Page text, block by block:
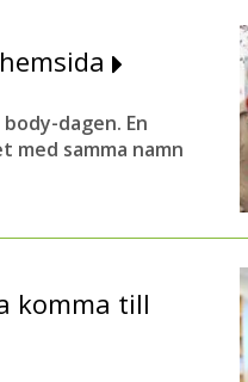
dagen. En
samma namn
komma till